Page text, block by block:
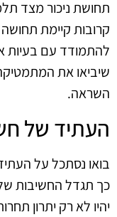
תחושת ניכור מצד
קרובות קיימת
להתמודד עם בעיות
שיביאו את
השראה.
העתיד של
בואו נסתכל על
כך תגדל החשיבות
יהיו לא רק יתרון